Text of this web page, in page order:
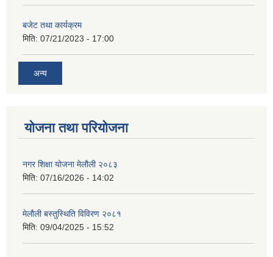
बजेट तथा कार्यक्रम
मिति: 07/21/2023 - 17:00
अन्य
योजना तथा परियोजना
नगर शिक्षा योजना मेलौली २०८३
मिति: 07/16/2026 - 14:02
मेलौली बस्तुस्थिति विविरण २०८१
मिति: 09/04/2025 - 15:52